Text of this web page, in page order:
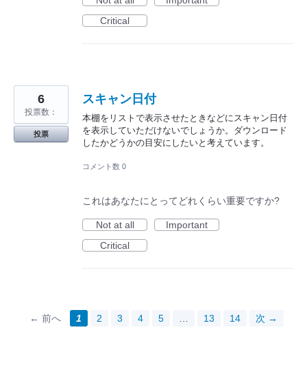
Critical
スキャン日付
本棚をリストで表示させたときなどにスキャン日付
を表示していただけないでしょうか。ダウンロード
したかどうかの目安にしたいと考えています。
6
投票数：
投票
コメント数 0
これはあなたにとってどれくらい重要ですか?
Not at all
Important
Critical
← 前へ 1 2 3 4 5 13 14 次 →